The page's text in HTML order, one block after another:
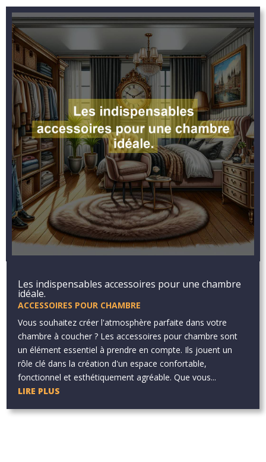
Les indispensables accessoires pour une chambre
idéale.
ACCESSOIRES POUR CHAMBRE
Vous souhaitez créer l'atmosphère parfaite dans votre
chambre à coucher ? Les accessoires pour chambre sont
un élément essentiel à prendre en compte. Ils jouent un
rôle clé dans la création d'un espace confortable,
fonctionnel et esthétiquement agréable. Que vous...
LIRE PLUS